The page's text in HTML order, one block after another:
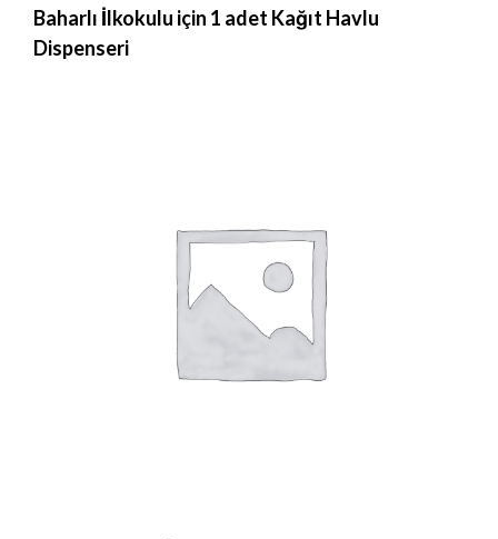
Baharlı İlkokulu için 1 adet Kağıt Havlu
Dispenseri